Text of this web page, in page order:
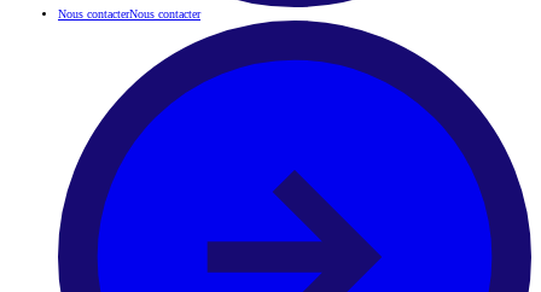
Nous contacterNous contacter